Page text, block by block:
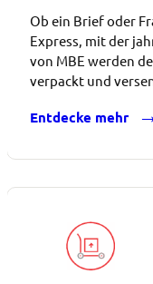
Ob ein Brief oder
Express, mit der
von MBE werden
verpackt und
Entdecke mehr